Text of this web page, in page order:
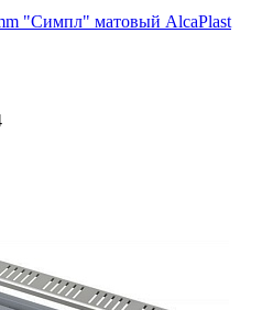
"Симпл" матовый AlcaPlast